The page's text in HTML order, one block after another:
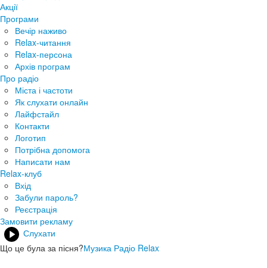
Акції
Програми
Вечір наживо
Relax-читання
Relax-персона
Архів програм
Про радіо
Міста і частоти
Як слухати онлайн
Лайфстайл
Контакти
Логотип
Потрібна допомога
Написати нам
Relax-клуб
Вхід
Забули пароль?
Реєстрація
Замовити рекламу
Слухати
Що це була за пісня?Музика Радіо Relax